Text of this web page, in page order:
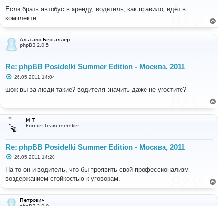
о
б
щ
и
е
Если брать автобус в аренду, водитель, как правило, идёт в
комплекте.
Альтаир Бергадлер
phpBB 2.0.5
Re: phpBB Posidelki Summer Edition - Москва, 2011
С
о
б
26.05.2011 14:04
шож вы за люди такие? водителя значить даже не угостите?
MIT
Former team member
Re: phpBB Posidelki Summer Edition - Москва, 2011
С
о
б
щ
и
е
26.05.2011 14:20
На то он и водитель, что бы проявить свой профессионализм
воздержанием стойкостью к уговорам.
Петрович